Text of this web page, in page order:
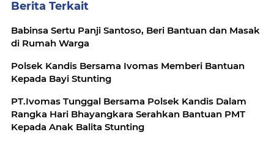
Berita Terkait
Babinsa Sertu Panji Santoso, Beri Bantuan dan Masak
di Rumah Warga
Polsek Kandis Bersama Ivomas Memberi Bantuan
Kepada Bayi Stunting
PT.Ivomas Tunggal Bersama Polsek Kandis Dalam
Rangka Hari Bhayangkara Serahkan Bantuan PMT
Kepada Anak Balita Stunting